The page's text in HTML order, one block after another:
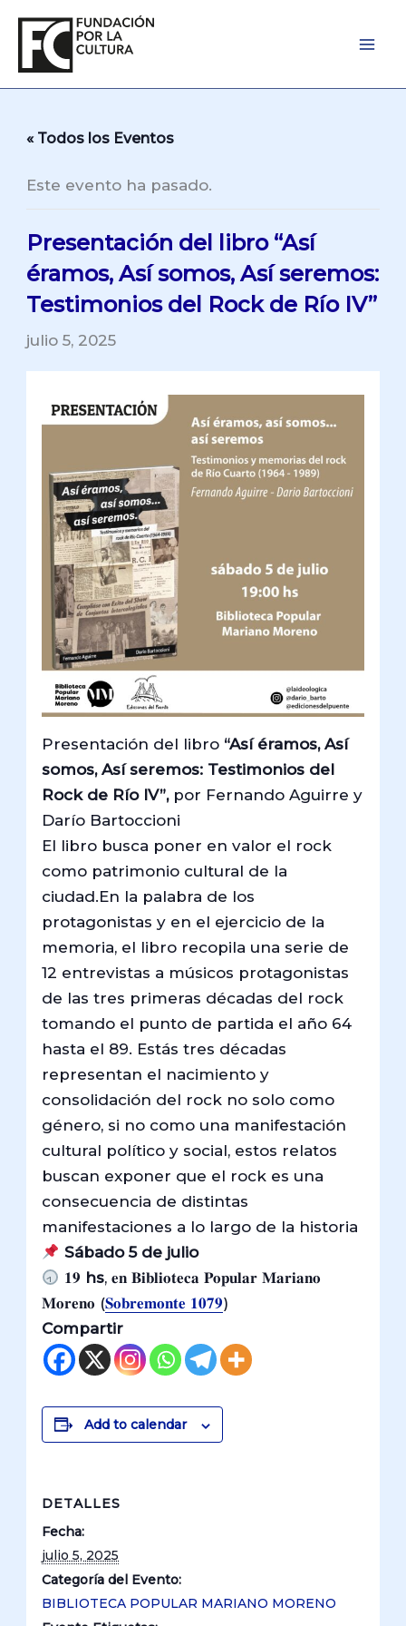
contenido
« Todos los Eventos
Este evento ha pasado.
Presentación del libro “Así
éramos, Así somos, Así seremos:
Testimonios del Rock de Río IV”
julio 5, 2025
Presentación del libro “Así éramos, Así
somos, Así seremos: Testimonios del
Rock de Río IV”, por Fernando Aguirre y
Darío Bartoccioni
El libro busca poner en valor el rock
como patrimonio cultural de la
ciudad.En la palabra de los
protagonistas y en el ejercicio de la
memoria, el libro recopila una serie de
12 entrevistas a músicos protagonistas
de las tres primeras décadas del rock
tomando el punto de partida el año 64
hasta el 89. Estás tres décadas
representan el nacimiento y
consolidación del rock no solo como
género, si no como una manifestación
cultural político y social, estos relatos
buscan exponer que el rock es una
consecuencia de distintas
manifestaciones a lo largo de la historia
Sábado 5 de julio
𝟏𝟗 hs, 𝐞𝐧 𝐁𝐢𝐛𝐥𝐢𝐨𝐭𝐞𝐜𝐚 𝐏𝐨𝐩𝐮𝐥𝐚𝐫 𝐌𝐚𝐫𝐢𝐚𝐧𝐨
𝐌𝐨𝐫𝐞𝐧𝐨 (𝐒𝐨𝐛𝐫𝐞𝐦𝐨𝐧𝐭𝐞 𝟏𝟎𝟕𝟗)
Compartir
Add to calendar
DETALLES
Fecha:
julio 5, 2025
Categoría del Evento:
BIBLIOTECA POPULAR MARIANO MORENO